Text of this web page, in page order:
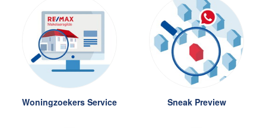
Onze diensten
Woningzoekers Service
Sneak Preview
De waarde van uw woning
Hypotheekadvies
Ons verkoopplan
Woningzoekers Service Sneak Preview